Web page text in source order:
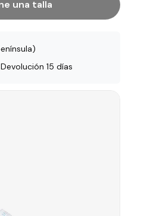
una talla
15 días